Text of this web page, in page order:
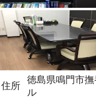
住所
徳島県鳴門市
ル